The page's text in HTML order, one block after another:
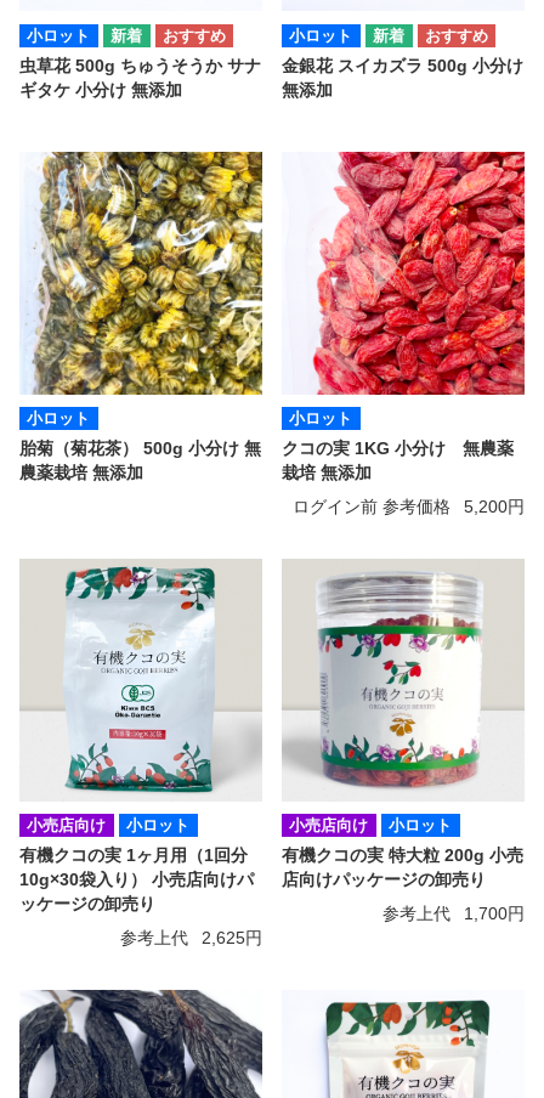
小ロット
虫草花 500g ちゅうそうか サナ
ギタケ 小分け 無添加
小ロット
金銀花 スイカズラ 500g 小分け
無添加
小ロット
胎菊（菊花茶） 500g 小分け 無
農薬栽培 無添加
小ロット
クコの実 1KG 小分け 無農薬
栽培 無添加
ログイン前 参考価格
5,200円
小売店向け
小ロット
有機クコの実 1ヶ月用（1回分
10g×30袋入り） 小売店向けパ
ッケージの卸売り
参考上代
2,625円
小売店向け
小ロット
有機クコの実 特大粒 200g 小売
店向けパッケージの卸売り
参考上代
1,700円